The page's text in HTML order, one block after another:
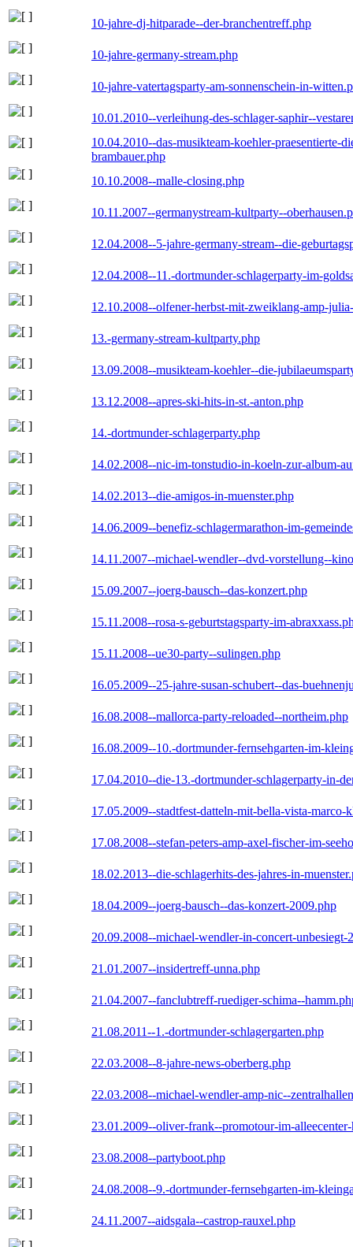
10-jahre-dj-hitparade--der-branchentreff.php
10-jahre-germany-stream.php
10-jahre-vatertagsparty-am-sonnenschein-in-
10.01.2010--verleihung-des-schlager-saphir--
10.04.2010--das-musikteam-koehler-praesentierte-
brambauer.php
10.10.2008--malle-closing.php
10.11.2007--germanystream-kultparty--
12.04.2008--5-jahre-germany-stream--die-
12.04.2008--11.-dortmunder-schlagerparty-im-
12.10.2008--olfener-herbst-mit-zweiklang-amp-
13.-germany-stream-kultparty.php
13.09.2008--musikteam-koehler--die-
13.12.2008--apres-ski-hits-in-st.-anton.php
14.-dortmunder-schlagerparty.php
14.02.2008--nic-im-tonstudio-in-koeln-zur-album-
14.02.2013--die-amigos-in-muenster.php
14.06.2009--benefiz-schlagermarathon-im-
14.11.2007--michael-wendler--dvd-vorstellung--
15.09.2007--joerg-bausch--das-konzert.php
15.11.2008--rosa-s-geburtstagsparty-im-
15.11.2008--ue30-party--sulingen.php
16.05.2009--25-jahre-susan-schubert--das-
16.08.2008--mallorca-party-reloaded--northeim.php
16.08.2009--10.-dortmunder-fernsehgarten-im-
17.04.2010--die-13.-dortmunder-schlagerparty-in-
17.05.2009--stadtfest-datteln-mit-bella-vista-marco-
17.08.2008--stefan-peters-amp-axel-fischer-im-
18.02.2013--die-schlagerhits-des-jahres-in-
18.04.2009--joerg-bausch--das-konzert-2009.php
20.09.2008--michael-wendler-in-concert-unbesiegt-
21.01.2007--insidertreff-unna.php
21.04.2007--fanclubtreff-ruediger-schima--
21.08.2011--1.-dortmunder-schlagergarten.php
22.03.2008--8-jahre-news-oberberg.php
22.03.2008--michael-wendler-amp-nic--
23.01.2009--oliver-frank--promotour-im-
23.08.2008--partyboot.php
24.08.2008--9.-dortmunder-fernsehgarten-im-
24.11.2007--aidsgala--castrop-rauxel.php